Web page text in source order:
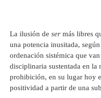
La ilusión de ser más libres
una potencia inusitada,
ordenación sistémica que
disciplinaria sustentada en la
prohibición, en su lugar hoy
positividad a partir de una